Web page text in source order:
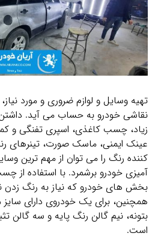
تهیه وسایل و لوازم ضروری و مورد
نقاشی خودرو به حساب می آید. داشتن
زیاد، چسب کاغذی، اسپری تفنگی و
عینک ایمنی، ماسک صورت، تینرهای
کننده رنگ را می توان از مهم ترین
آمیزی خودرو برشمرد. با استفاده از
بخش های خودرو که نیاز به رنگ زدن
همچنین، برای یک خودروی دارای
بتونه، نیم گالن رنگ پایه و سه گالن
است.